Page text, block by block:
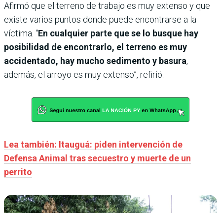
Afirmó que el terreno de trabajo es muy extenso y que
existe varios puntos donde puede encontrarse a la
víctima. “En cualquier parte que se lo busque hay
posibilidad de encontrarlo, el terreno es muy
accidentado, hay mucho sedimento y basura,
además, el arroyo es muy extenso”, refirió.
Lea también: Itauguá: piden intervención de
Defensa Animal tras secuestro y muerte de un
perrito